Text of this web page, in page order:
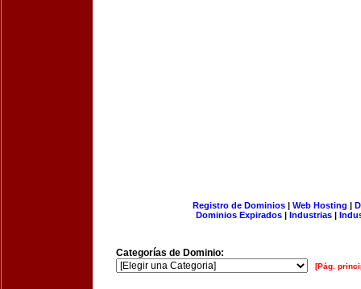
Registro de Dominios| Web Hosting |
Dominios Expirados | Industrias |
Categorías de Dominio:
[Pág.